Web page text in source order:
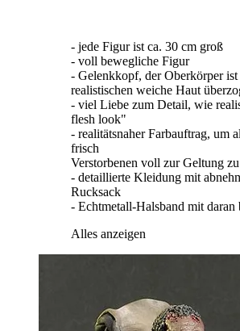
- jede Figur ist ca. 30 cm groß
- voll bewegliche Figur
- Gelenkkopf, der Oberkörper
realistischen weiche Haut
- viel Liebe zum Detail, wie
flesh look"
- realitätsnaher Farbauftrag, um
frisch
Verstorbenen voll zur Geltung
- detaillierte Kleidung mit
Rucksack
- Echtmetall-Halsband mit daran
Alles anzeigen